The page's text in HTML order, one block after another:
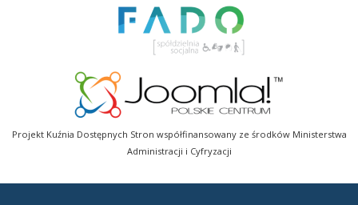
Projekt Kuźnia Dostępnych Stron współfinansowany ze środków Ministerstwa
Administracji i Cyfryzacji